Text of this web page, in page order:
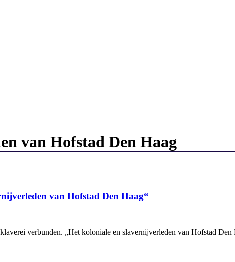
van Hofstad Den Haag
van Hofstad Den Haag“
verbunden. „Het koloniale en slavernijverleden van Hofstad Den